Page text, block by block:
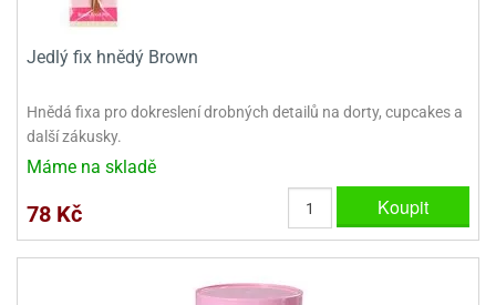
Jedlý fix hnědý Brown
Hnědá fixa pro dokreslení drobných detailů na dorty, cupcakes a
další zákusky.
Máme na skladě
78 Kč Koupit